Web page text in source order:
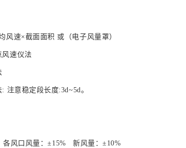
风速×截面面积 或（电子风量罩）
风速仪法
注意稳定段长度:3d~5d。
风口风量：±15% 新风量：±10%